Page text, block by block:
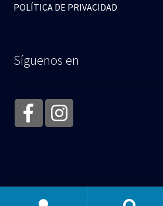
POLÍTICA DE PRIVACIDAD
Síguenos en